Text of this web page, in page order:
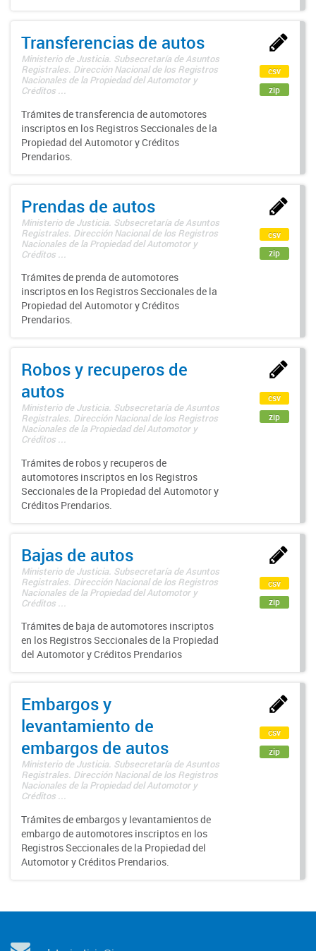
Transferencias de autos
Ministerio de Justicia. Subsecretaría de Asuntos
Registrales. Dirección Nacional de los Registros
Nacionales de la Propiedad del Automotor y
Créditos ...
Trámites de transferencia de automotores
inscriptos en los Registros Seccionales de la
Propiedad del Automotor y Créditos
Prendarios.
csv
zip
Prendas de autos
Ministerio de Justicia. Subsecretaría de Asuntos
Registrales. Dirección Nacional de los Registros
Nacionales de la Propiedad del Automotor y
Créditos ...
Trámites de prenda de automotores
inscriptos en los Registros Seccionales de la
Propiedad del Automotor y Créditos
Prendarios.
csv
zip
Robos y recuperos de
autos
Ministerio de Justicia. Subsecretaría de Asuntos
Registrales. Dirección Nacional de los Registros
Nacionales de la Propiedad del Automotor y
Créditos ...
Trámites de robos y recuperos de
automotores inscriptos en los Registros
Seccionales de la Propiedad del Automotor y
Créditos Prendarios.
csv
zip
Bajas de autos
Ministerio de Justicia. Subsecretaría de Asuntos
Registrales. Dirección Nacional de los Registros
Nacionales de la Propiedad del Automotor y
Créditos ...
Trámites de baja de automotores inscriptos
en los Registros Seccionales de la Propiedad
del Automotor y Créditos Prendarios
csv
zip
Embargos y
levantamiento de
embargos de autos
Ministerio de Justicia. Subsecretaría de Asuntos
Registrales. Dirección Nacional de los Registros
Nacionales de la Propiedad del Automotor y
Créditos ...
Trámites de embargos y levantamientos de
embargo de automotores inscriptos en los
Registros Seccionales de la Propiedad del
Automotor y Créditos Prendarios.
csv
zip